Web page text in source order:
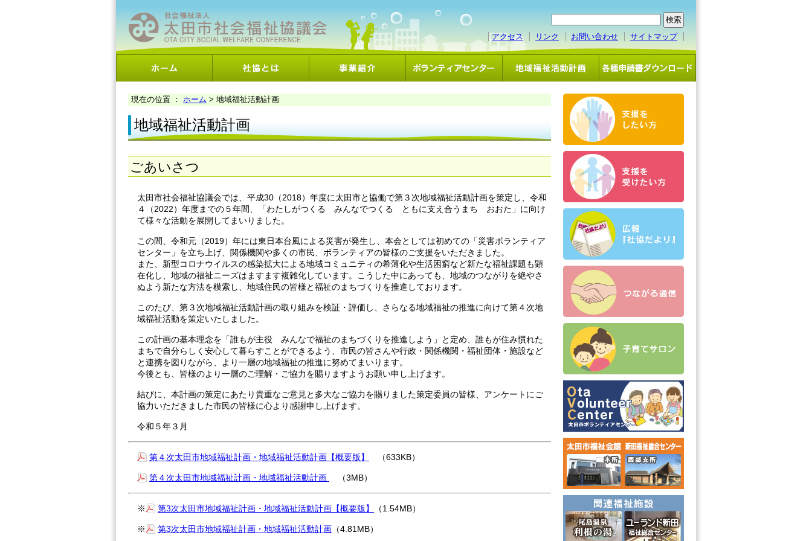
アクセス リンク お問い合わせ サイトマップ
現在の位置 ： ホーム > 地域福祉活動計画
地域福祉活動計画
ごあいさつ
太田市社会福祉協議会では、平成30（2018）年度に太田市と協働で第３次地域福祉活動計画を策定し、令和
４（2022）年度までの５年間、「わたしがつくる みんなでつくる ともに支え合うまち おおた」に向け
て様々な活動を展開してまいりました。
この間、令和元（2019）年には東日本台風による災害が発生し、本会としては初めての「災害ボランティア
センター」を立ち上げ、関係機関や多くの市民、ボランティアの皆様のご支援をいただきました。
また、新型コロナウイルスの感染拡大による地域コミュニティの希薄化や生活困窮など新たな福祉課題も顕
在化し、地域の福祉ニーズはますます複雑化しています。こうした中にあっても、地域のつながりを絶やさ
ぬよう新たな方法を模索し、地域住民の皆様と福祉のまちづくりを推進しております。
このたび、第３次地域福祉活動計画の取り組みを検証・評価し、さらなる地域福祉の推進に向けて第４次地
域福祉活動を策定いたしました。
この計画の基本理念を「誰もが主役 みんなで福祉のまちづくりを推進しよう」と定め、誰もが住み慣れた
まちで自分らしく安心して暮らすことができるよう、市民の皆さんや行政・関係機関・福祉団体・施設など
と連携を図りながら、より一層の地域福祉の推進に努めてまいります。
今後とも、皆様のより一層のご理解・ご協力を賜りますようお願い申し上げます。
結びに、本計画の策定にあたり貴重なご意見と多大なご協力を賜りました策定委員の皆様、アンケートにご
協力いただきました市民の皆様に心より感謝申し上げます。
令和５年３月
第４次太田市地域福祉計画・地域福祉活動計画【概要版】 （633KB）
第４次太田市地域福祉計画・地域福祉活動計画 （3MB）
※ 第3次太田市地域福祉計画・地域福祉活動計画【概要版】 （1.54MB）
※ 第3次太田市地域福祉計画・地域福祉活動計画 （4.81MB）